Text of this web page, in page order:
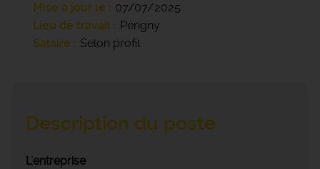
Mise à jour le
07/07/2025
Lieu de travail
Périgny
Salaire
Selon profil
Description du poste
L'entreprise